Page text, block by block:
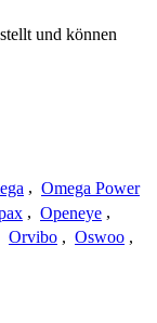
und können
, Omega Power
, Openeye ,
Orvibo , Oswoo ,